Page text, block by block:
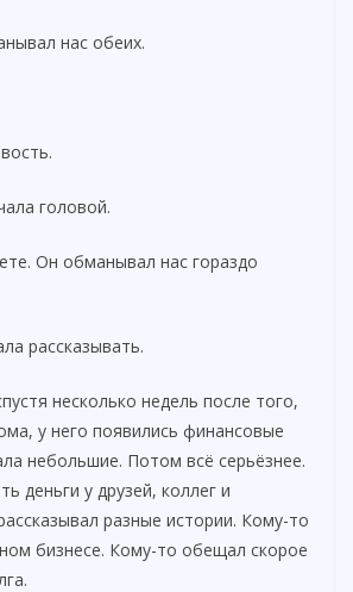
нас обеих.
головой.
Он обманывал нас гораздо
рассказывать.
несколько недель после того,
у него появились финансовые
небольшие. Потом всё серьёзнее.
деньги у друзей, коллег и
разные истории. Кому-то
бизнесе. Кому-то обещал скорое